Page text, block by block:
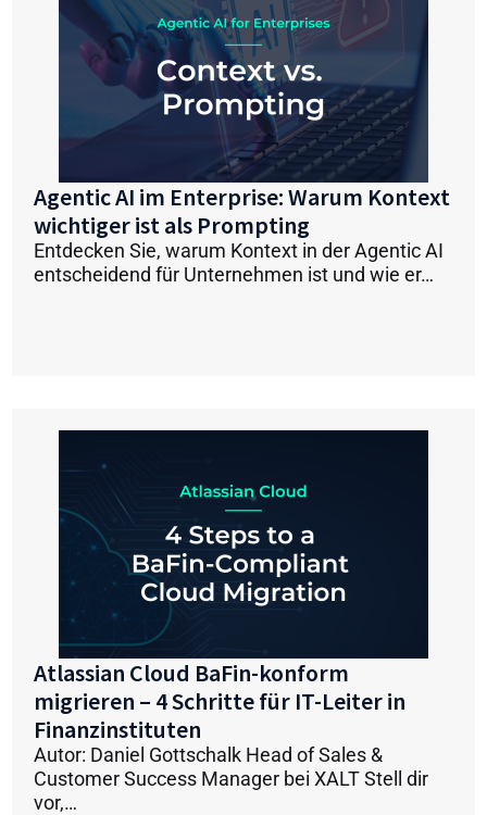
Agentic AI im Enterprise: Warum Kontext
wichtiger ist als Prompting
Entdecken Sie, warum Kontext in der Agentic AI
entscheidend für Unternehmen ist und wie er…
Atlassian Cloud BaFin-konform
migrieren – 4 Schritte für IT-Leiter in
Finanzinstituten
Autor: Daniel Gottschalk Head of Sales &
Customer Success Manager bei XALT Stell dir
vor,…